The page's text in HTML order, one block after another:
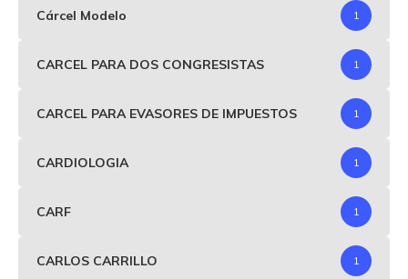
Cárcel Modelo 1
CARCEL PARA DOS CONGRESISTAS 1
CARCEL PARA EVASORES DE IMPUESTOS 1
CARDIOLOGIA 1
CARF 1
CARLOS CARRILLO 1